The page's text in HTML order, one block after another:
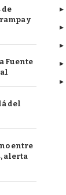
de
y
Fuente
del
entre
alerta